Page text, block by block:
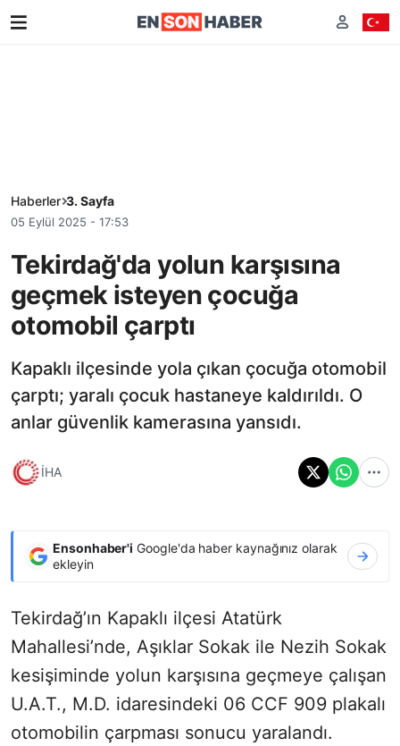
Haberler 3. Sayfa
05 Eylül 2025 - 17:53
Tekirdağ'da yolun karşısına
geçmek isteyen çocuğa
otomobil çarptı
Kapaklı ilçesinde yola çıkan çocuğa otomobil
çarptı; yaralı çocuk hastaneye kaldırıldı. O
anlar güvenlik kamerasına yansıdı.
İHA
Ensonhaber'i Google'da haber kaynağınız olarak
ekleyin
Tekirdağ’ın Kapaklı ilçesi Atatürk
Mahallesi’nde, Aşıklar Sokak ile Nezih Sokak
kesişiminde yolun karşısına geçmeye çalışan
U.A.T., M.D. idaresindeki 06 CCF 909 plakalı
otomobilin çarpması sonucu yaralandı.